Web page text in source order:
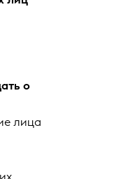
о
лица